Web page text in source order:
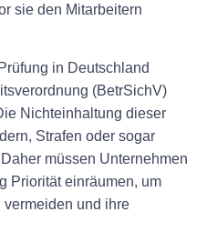
sie den Mitarbeitern
in Deutschland
(BetrSichV)
Nichteinhaltung dieser
Strafen oder sogar
müssen Unternehmen
Priorität einräumen, um
und ihre